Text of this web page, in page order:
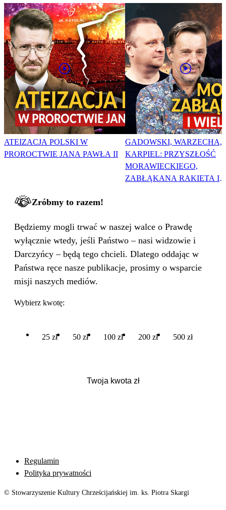
ATEIZACJA POLSKI W
PROROCTWIE JANA PAWŁA II
GADOWSKI, WARZECHA,
KARPIEL: PRZYSZŁOŚĆ
MORAWIECKIEGO,
ZABŁĄKANA RAKIETA I
Zróbmy to razem!
Będziemy mogli trwać w naszej walce o Prawdę
wyłącznie wtedy, jeśli Państwo – nasi widzowie i
Darczyńcy – będą tego chcieli. Dlatego oddając w
Państwa ręce nasze publikacje, prosimy o wsparcie
misji naszych mediów.
Wybierz kwotę:
25 zł 50 zł 100 zł 200 zł 500 zł
Regulamin
Polityka prywatności
© Stowarzyszenie Kultury Chrześcijańskiej im. ks. Piotra Skargi